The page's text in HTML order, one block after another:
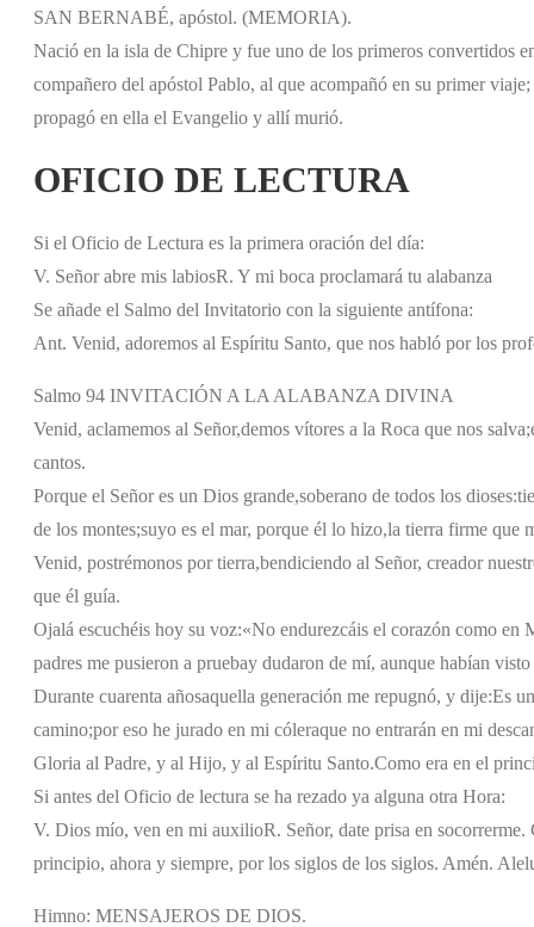
SAN BERNABÉ, apóstol. (MEMORIA).
Nació en la isla de Chipre y fue uno de los primeros convertidos
compañero del apóstol Pablo, al que acompañó en su primer
propagó en ella el Evangelio y allí murió.
OFICIO DE LECTURA
Si el Oficio de Lectura es la primera oración del día:
V. Señor abre mis labiosR. Y mi boca proclamará tu alabanza
Se añade el Salmo del Invitatorio con la siguiente antífona:
Ant. Venid, adoremos al Espíritu Santo, que nos habló por los
Salmo 94 INVITACIÓN A LA ALABANZA DIVINA
Venid, aclamemos al Señor,demos vítores a la Roca que nos salva;
cantos.
Porque el Señor es un Dios grande,soberano de todos los dioses:
de los montes;suyo es el mar, porque él lo hizo,la tierra firme que
Venid, postrémonos por tierra,bendiciendo al Señor, creador
que él guía.
Ojalá escuchéis hoy su voz:«No endurezcáis el corazón como en
padres me pusieron a pruebay dudaron de mí, aunque habían visto
Durante cuarenta añosaquella generación me repugnó, y dije:Es
camino;por eso he jurado en mi cóleraque no entrarán en mi
Gloria al Padre, y al Hijo, y al Espíritu Santo.Como era en el
Si antes del Oficio de lectura se ha rezado ya alguna otra Hora:
V. Dios mío, ven en mi auxilioR. Señor, date prisa en
principio, ahora y siempre, por los siglos de los siglos. Amén.
Himno: MENSAJEROS DE DIOS.